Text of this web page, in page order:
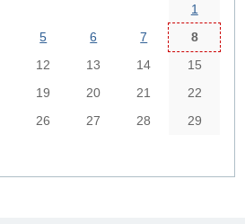
1
5 6 7
8
12 13 14
15
19 20 21
22
26 27 28
29